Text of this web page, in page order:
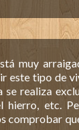
muy
este tipo de
se realiza
hierro, etc.
comprobar